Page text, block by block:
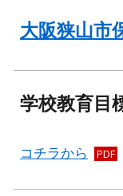
大阪狭山市
学校教育目
コチラから PDF